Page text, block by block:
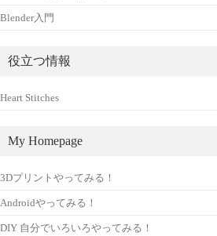
Blender入門
役立つ情報
Heart Stitches
My Homepage
3Dプリントやってみる！
Androidやってみる！
DIY 自分でいろいろやってみる！